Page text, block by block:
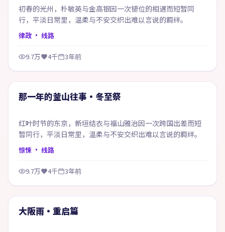
初春的光州，朴敏英与金高银因一次错位的相遇而短暂同
行，平淡日常里，温柔与不安交织出难以言说的羁绊。
律政 · 线路
9.7万 4千 3年前
精选
那一年的釜山往事·冬至祭
红叶时节的东京，新垣结衣与福山雅治因一次跨国出差而短
暂同行，平淡日常里，温柔与不安交织出难以言说的羁绊。
惊悚 · 线路
9.7万 4千 3年前
精选
大阪雨·重启篇